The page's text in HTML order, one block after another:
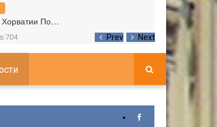
Prev Next
Хорватии По…